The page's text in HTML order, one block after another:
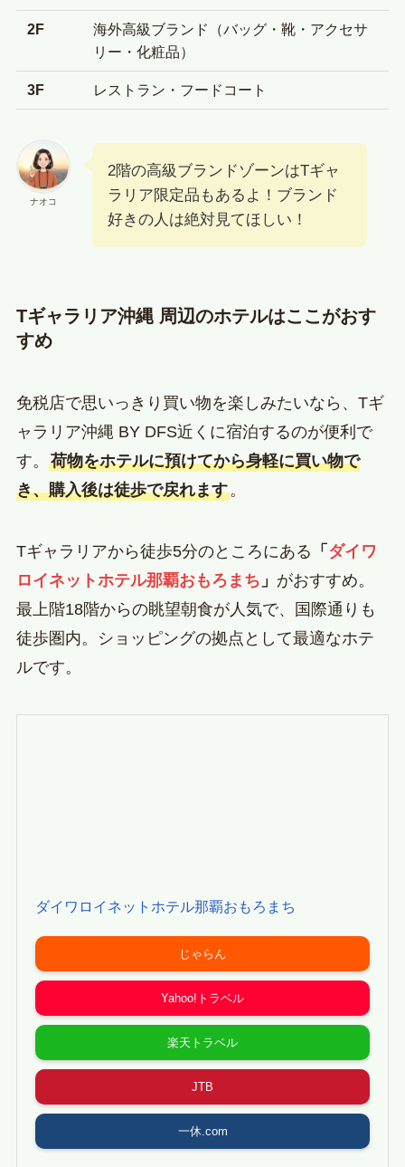
2F
海外高級ブランド（バッグ・靴・アクセサ
リー・化粧品）
3F レストラン・フードコート
ナオコ
2階の高級ブランドゾーンはTギャ
ラリア限定品もあるよ！ブランド
好きの人は絶対見てほしい！
Tギャラリア沖縄 周辺のホテルはここがおす
すめ
免税店で思いっきり買い物を楽しみたいなら、Tギ
ャラリア沖縄 BY DFS近くに宿泊するのが便利で
す。 荷物をホテルに預けてから身軽に買い物で
き、購入後は徒歩で戻れます。
Tギャラリアから徒歩5分のところにある 「 ダイワ
ロイネットホテル那覇おもろまち 」 がおすすめ。
最上階18階からの眺望朝食が人気で、国際通りも
徒歩圏内。ショッピングの拠点として最適なホテ
ルです。
ダイワロイネットホテル那覇おもろまち
じゃらん
Yahoo!トラベル
楽天トラベル
JTB
一休.com